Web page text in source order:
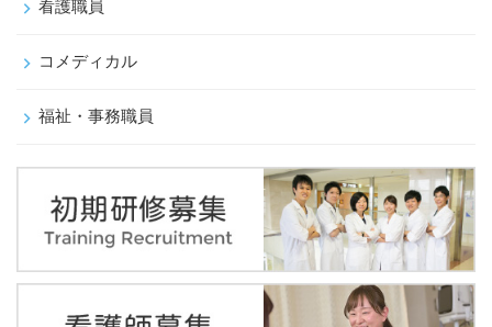
看護職員
コメディカル
福祉・事務職員